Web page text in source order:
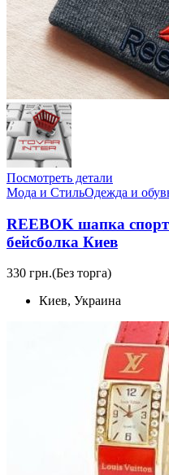
Посмотреть детали
Мода и СтильОдежда и
REEBOK шапка
бейсболка Киев
330 грн.(Без торга)
Киев, Украина